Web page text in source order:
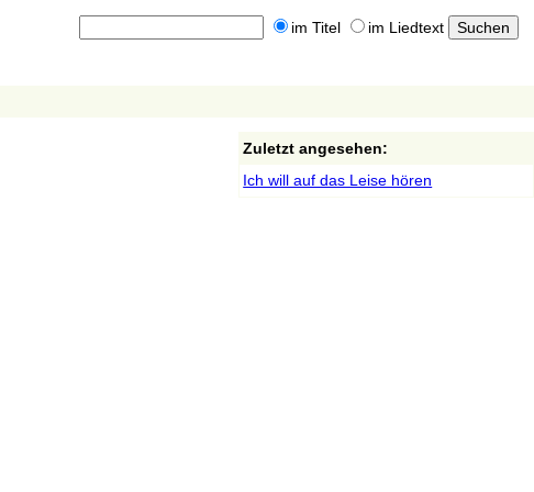
im Titel im Liedtext
Zuletzt angesehen:
Ich will auf das Leise hören